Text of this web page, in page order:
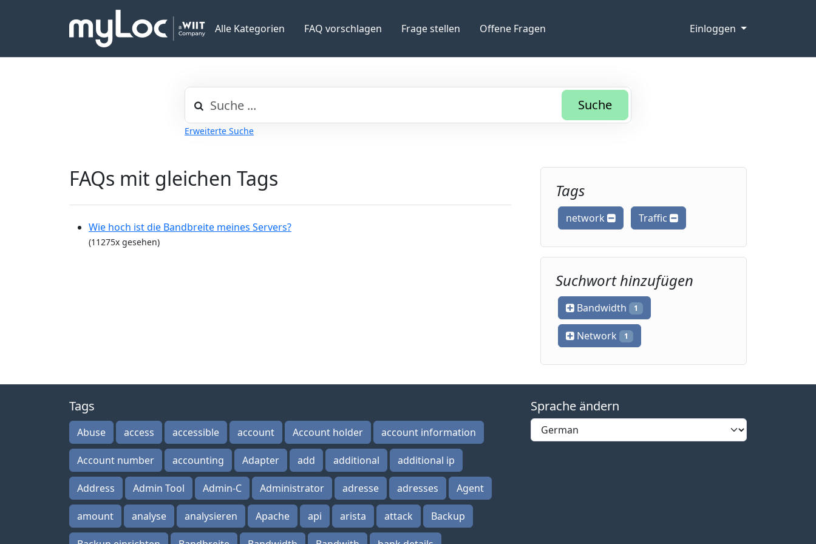
Alle Kategorien FAQ vorschlagen Frage stellen Offene Fragen Einloggen
Suche
Erweiterte Suche
FAQs mit gleichen Tags
Wie hoch ist die Bandbreite meines Servers?
(11275x gesehen)
Tags
network Traffic
Suchwort hinzufügen
Bandwidth 1
Network 1
Tags
Abuse access accessible account Account holder account information
Account number accounting Adapter add additional additional ip
Address Admin Tool Admin-C Administrator adresse adresses Agent
amount analyse analysieren Apache api arista attack Backup
Sprache ändern